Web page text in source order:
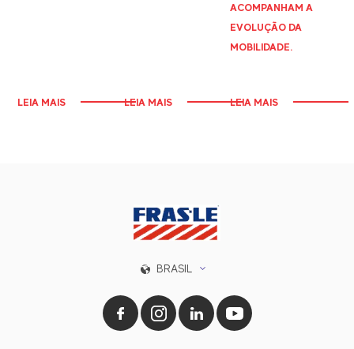
LEIA MAIS LEIA MAIS
ACOMPANHAM A
EVOLUÇÃO DA
MOBILIDADE.
LEIA MAIS
BRASIL